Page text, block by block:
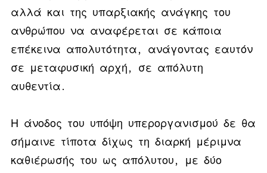
αλλά και της υπαρξιακής ανάγκης του
ανθρώπου να αναφέρεται σε κάποια
επέκεινα απολυτότητα, ανάγοντας εαυτόν
σε μεταφυσική αρχή, σε απόλυτη
αυθεντία.
Η άνοδος του υπόψη υπεροργανισμού δε θα
σήμαινε τίποτα δίχως τη διαρκή μέριμνα
καθιέρωσής του ως απόλυτου, με δύο